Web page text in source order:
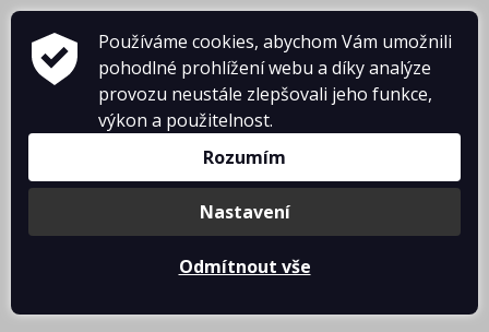
KONTAKTY
DOPRAVNÉ
PŘIHLÁŠENÍ
0 Kč
Používáme cookies, abychom Vám umožnili
pohodlné prohlížení webu a díky analýze
provozu neustále zlepšovali jeho funkce,
výkon a použitelnost.
Rozumím
Nastavení
Odmítnout vše